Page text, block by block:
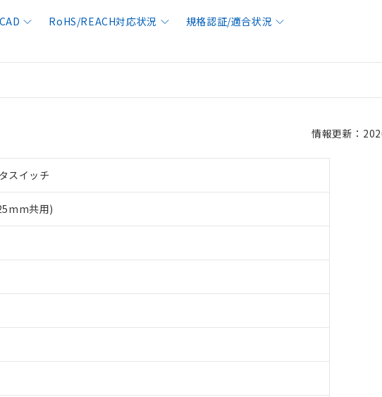
CAD RoHS/REACH対応状況 規格認証/適合状況
情報更新：
スイッチ
共用)